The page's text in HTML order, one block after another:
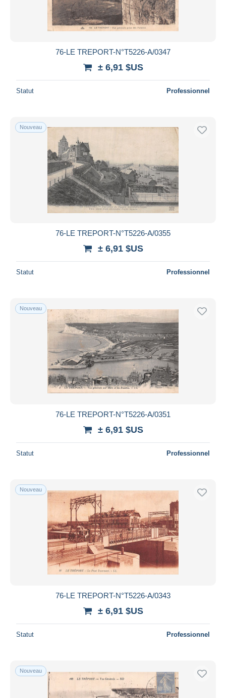
76-LE TREPORT-N°T5226-A/0347
± 6,91 $US
Statut Professionnel
Nouveau
76-LE TREPORT-N°T5226-A/0355
± 6,91 $US
Statut Professionnel
Nouveau
76-LE TREPORT-N°T5226-A/0351
± 6,91 $US
Statut Professionnel
Nouveau
76-LE TREPORT-N°T5226-A/0343
± 6,91 $US
Statut Professionnel
Nouveau